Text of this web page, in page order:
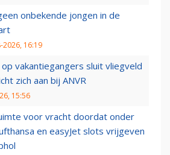
onbekende jongen in de
2026, 16:19
vakantiegangers sluit vliegveld
zich aan bij ANVR
15:56
voor vracht doordat onder
en easyJet slots vrijgeven